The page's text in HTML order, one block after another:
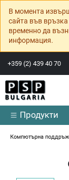
В момента
сайта във
временно да
информация.
+359 (2) 439 40 70
Продукти
Компютърна